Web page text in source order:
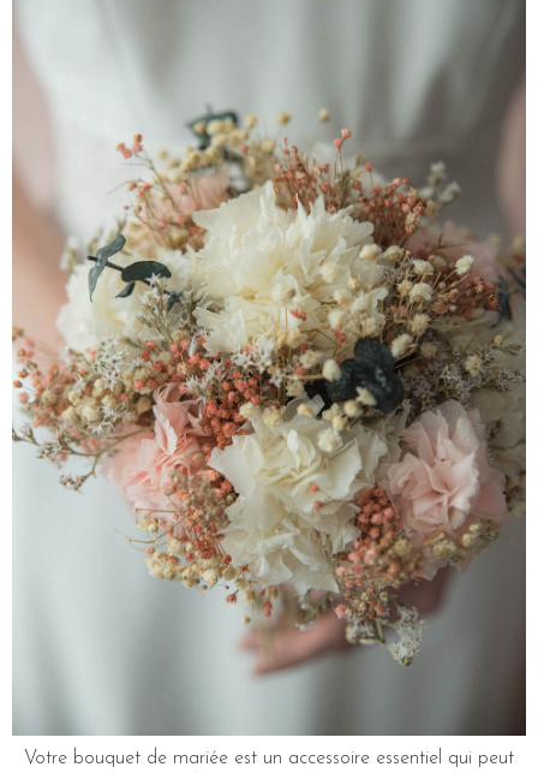
Votre bouquet de mariée est un accessoire essentiel qui peut